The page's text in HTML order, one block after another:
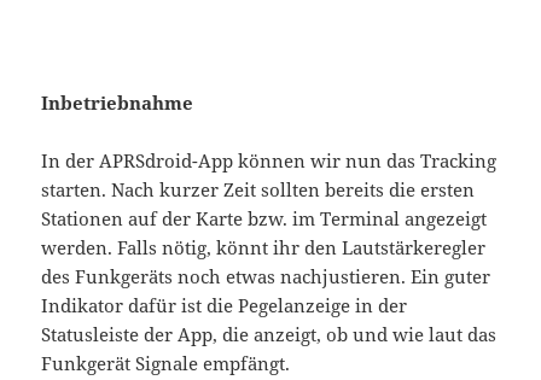
Inbetriebnahme
In der APRSdroid-App können wir nun das Tracking
starten. Nach kurzer Zeit sollten bereits die ersten
Stationen auf der Karte bzw. im Terminal angezeigt
werden. Falls nötig, könnt ihr den Lautstärkeregler
des Funkgeräts noch etwas nachjustieren. Ein guter
Indikator dafür ist die Pegelanzeige in der
Statusleiste der App, die anzeigt, ob und wie laut das
Funkgerät Signale empfängt.